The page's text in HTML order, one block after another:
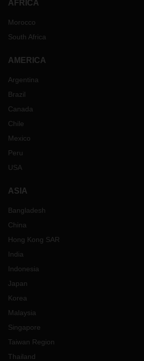
AFRICA
Morocco
South Africa
AMERICA
Argentina
Brazil
Canada
Chile
Mexico
Peru
USA
ASIA
Bangladesh
China
Hong Kong SAR
India
Indonesia
Japan
Korea
Malaysia
Singapore
Taiwan Region
Thailand